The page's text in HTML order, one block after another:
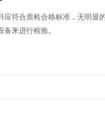
符合质检合格标准，无明显
来进行检验。